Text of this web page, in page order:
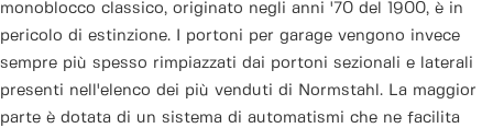
monoblocco classico, originato negli anni '70 del 1900, è in
pericolo di estinzione. I portoni per garage vengono invece
sempre più spesso rimpiazzati dai portoni sezionali e laterali
presenti nell'elenco dei più venduti di Normstahl. La maggior
parte è dotata di un sistema di automatismi che ne facilita